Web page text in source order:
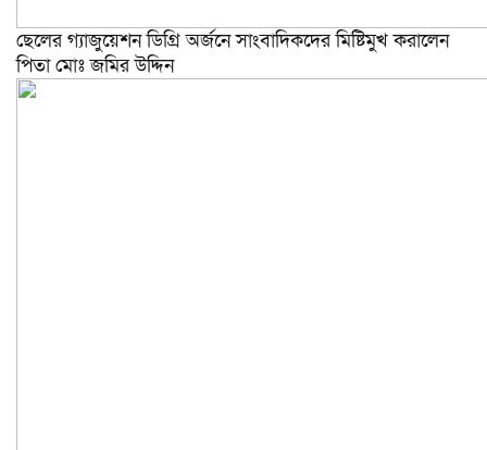
ছেলের গ্যাজুয়েশন ডিগ্রি অর্জনে সাংবাদিকদের মিষ্টিমুখ করালেন
পিতা মোঃ জমির উদ্দিন